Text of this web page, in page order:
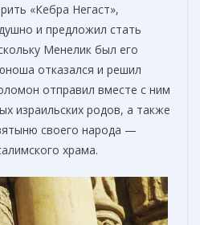
«Кебра Негаст»,
и предложил стать
Менелик был его
отказался и решил
отправил вместе с ним
израильских родов, а также
своего народа —
храма.